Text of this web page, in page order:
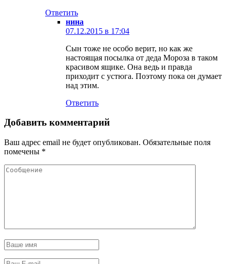
Ответить
нина
07.12.2015 в 17:04
Сын тоже не особо верит, но как же
настоящая посылка от деда Мороза в таком
красивом ящике. Она ведь и правда
приходит с устюга. Поэтому пока он думает
над этим.
Ответить
Добавить комментарий
Ваш адрес email не будет опубликован. Обязательные поля
помечены *